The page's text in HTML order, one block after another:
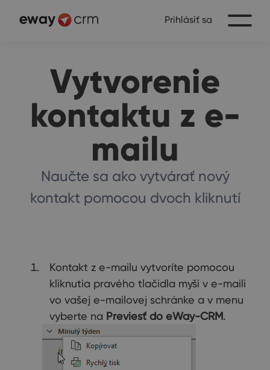
Prihlásiť sa
Vytvorenie
kontaktu z e-
mailu
Naučte sa ako vytvárať nový
kontakt pomocou dvoch kliknutí
Kontakt z e-mailu vytvoríte pomocou
kliknutia pravého tlačidla myši v e-maili
vo vašej e-mailovej schránke a v menu
vyberte na Previesť do eWay-CRM.